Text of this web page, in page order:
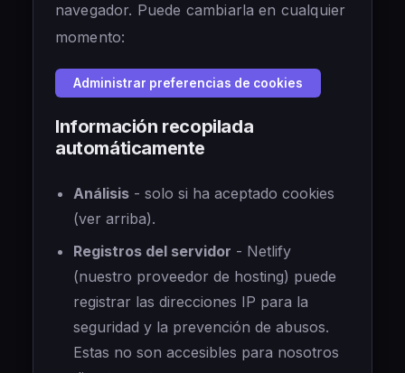
navegador. Puede cambiarla en cualquier
momento:
Administrar preferencias de cookies
Información recopilada
automáticamente
Análisis - solo si ha aceptado cookies
(ver arriba).
Registros del servidor - Netlify
(nuestro proveedor de hosting) puede
registrar las direcciones IP para la
seguridad y la prevención de abusos.
Estas no son accesibles para nosotros